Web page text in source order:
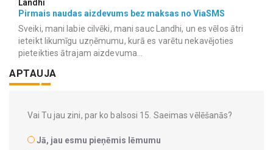
Landhi
Pirmais naudas aizdevums bez maksas no ViaSMS
Sveiki, mani labie cilvēki, mani sauc Landhi, un es vēlos ātri
ieteikt likumīgu uzņēmumu, kurā es varētu nekavējoties
pieteikties ātrajam aizdevuma...
APTAUJA
Vai Tu jau zini, par ko balsosi 15. Saeimas vēlēšanās?
Jā, jau esmu pieņēmis lēmumu